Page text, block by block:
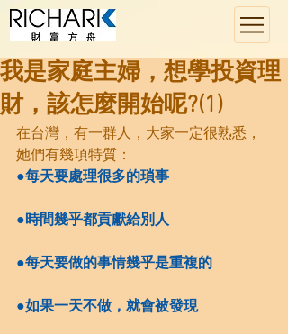
我是家庭主婦，想學投資理
財，該怎麼開始呢?(1)
在台灣，有一群人，大家一定很熟悉，
她們有幾項特質：
●每天要處理很多的瑣事
●時間幾乎都貢獻給別人
●每天要做的事情幾乎是重複的
●如果一天不做，就會被發現